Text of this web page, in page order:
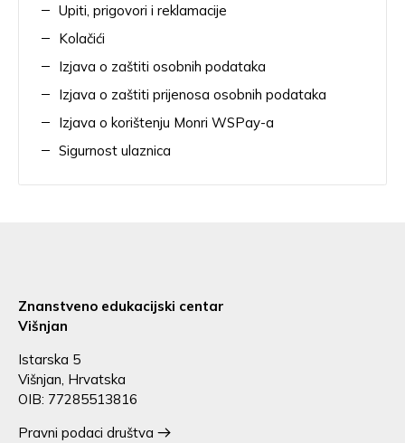
Upiti, prigovori i reklamacije
Kolačići
Izjava o zaštiti osobnih podataka
Izjava o zaštiti prijenosa osobnih podataka
Izjava o korištenju Monri WSPay-a
Sigurnost ulaznica
Znanstveno edukacijski centar
Višnjan
Istarska 5
Višnjan, Hrvatska
OIB: 77285513816
Pravni podaci društva